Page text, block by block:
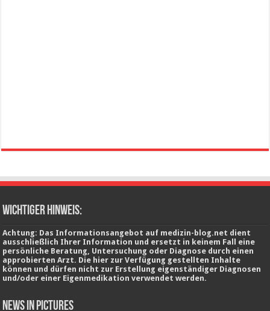
wichtiger Hinweis:
Achtung: Das Informationsangebot auf medizin-blog.net dient
ausschließlich Ihrer Information und ersetzt in keinem Fall eine
persönliche Beratung, Untersuchung oder Diagnose durch einen
approbierten Arzt. Die hier zur Verfügung gestellten Inhalte
können und dürfen nicht zur Erstellung eigenständiger Diagnosen
und/oder einer Eigenmedikation verwendet werden.
News in Pictures